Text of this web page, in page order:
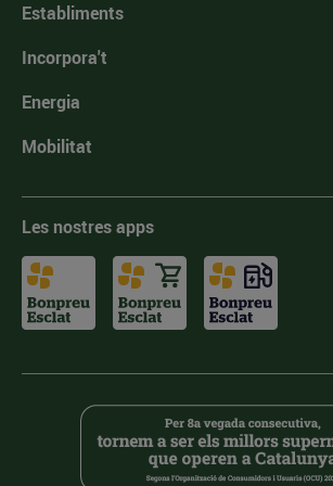
Establiments
Incorpora't
Energia
Mobilitat
Les nostres apps